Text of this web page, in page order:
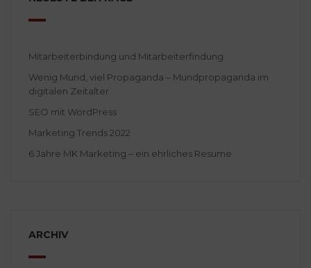
Mitarbeiterbindung und Mitarbeiterfindung
Wenig Mund, viel Propaganda – Mundpropaganda im
digitalen Zeitalter
SEO mit WordPress
Marketing Trends 2022
6 Jahre MK Marketing – ein ehrliches Resume
ARCHIV